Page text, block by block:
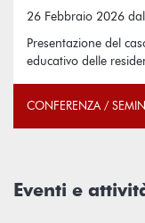
26 Febbraio 2026
Presentazione del
educativo delle
CONFERENZA /
Eventi e